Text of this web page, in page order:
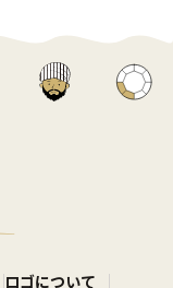
ロゴについて